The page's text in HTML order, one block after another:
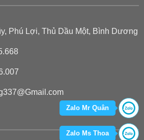
Phú Lợi, Thủ Dầu Một, Bình Dương
Zalo Mr Quân
Zalo Ms Thoa